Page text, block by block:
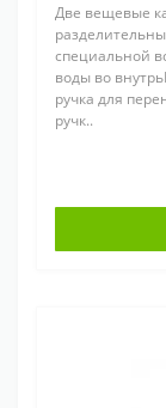
Две вещевые
специальной
воды во
ручка для
ручк..